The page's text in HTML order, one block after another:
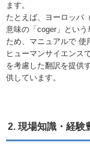
ます。
たとえば、ヨーロッパ
意味の「coger」とい
ため、マニュアルで 使
ヒューマンサイエンス
を考慮した翻訳を提供
供しています。
2. 現場知識・経験